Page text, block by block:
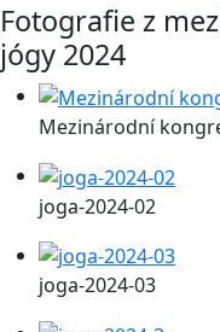
Fotografie z
jógy 2024
Mezinárodní
joga-2024-02
joga-2024-03